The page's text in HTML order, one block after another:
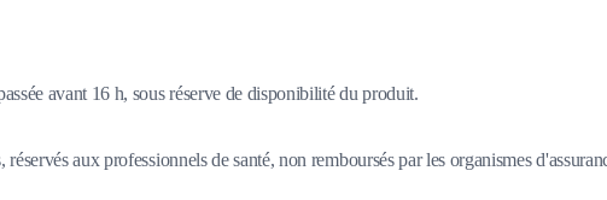
avant 16 h, sous réserve de disponibilité du produit.
aux professionnels de santé, non remboursés par les organismes